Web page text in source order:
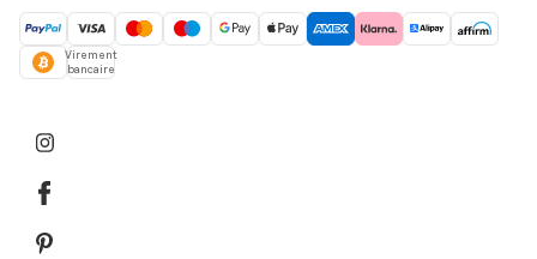
Virement
bancaire